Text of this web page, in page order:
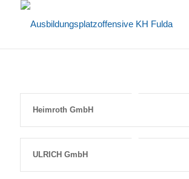
Heimroth GmbH
ULRICH GmbH